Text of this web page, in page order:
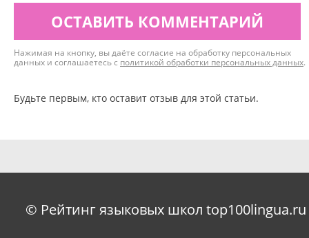
ОСТАВИТЬ КОММЕНТАРИЙ
Нажимая на кнопку, вы даёте согласие на обработку персональных
данных и соглашаетесь с политикой обработки персональных данных.
Будьте первым, кто оставит отзыв для этой статьи.
© Рейтинг языковых школ top100lingua.ru